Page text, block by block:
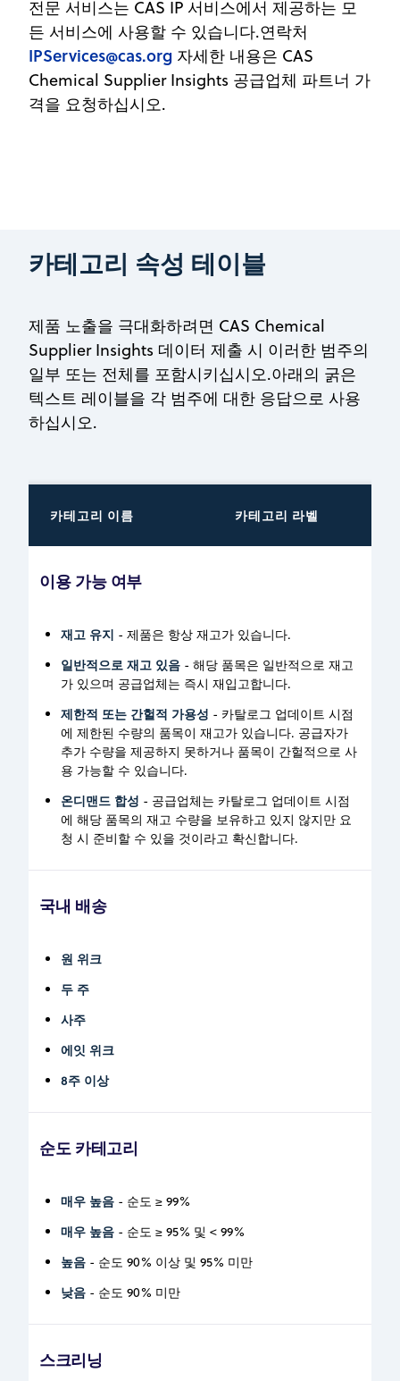
전문 서비스는 CAS IP 서비스에서 제공하는 모
든 서비스에 사용할 수 있습니다.연락처
IPServices@cas.org 자세한 내용은 CAS
Chemical Supplier Insights 공급업체 파트너 가
격을 요청하십시오.
카테고리 속성 테이블
제품 노출을 극대화하려면 CAS Chemical
Supplier Insights 데이터 제출 시 이러한 범주의
일부 또는 전체를 포함시키십시오.아래의 굵은
텍스트 레이블을 각 범주에 대한 응답으로 사용
하십시오.
카테고리 이름 카테고리 라벨
이용 가능 여부
재고 유지 - 제품은 항상 재고가 있습니다.
일반적으로 재고 있음 - 해당 품목은 일반적으로 재고
가 있으며 공급업체는 즉시 재입고합니다.
제한적 또는 간헐적 가용성 - 카탈로그 업데이트 시점
에 제한된 수량의 품목이 재고가 있습니다. 공급자가
추가 수량을 제공하지 못하거나 품목이 간헐적으로 사
용 가능할 수 있습니다.
온디맨드 합성 - 공급업체는 카탈로그 업데이트 시점
에 해당 품목의 재고 수량을 보유하고 있지 않지만 요
청 시 준비할 수 있을 것이라고 확신합니다.
국내 배송
원 위크
두 주
사주
에잇 위크
8주 이상
순도 카테고리
매우 높음 - 순도 ≥ 99%
매우 높음 - 순도 ≥ 95% 및 < 99%
높음 - 순도 90% 이상 및 95% 미만
낮음 - 순도 90% 미만
스크리닝